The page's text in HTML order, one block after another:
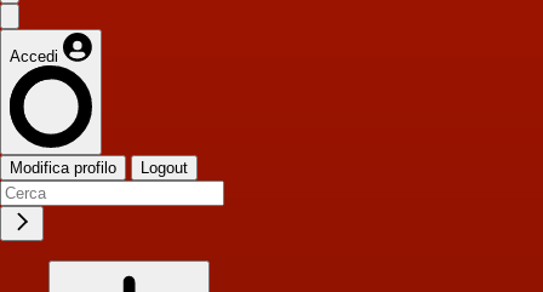
Accedi
Modifica profilo Logout